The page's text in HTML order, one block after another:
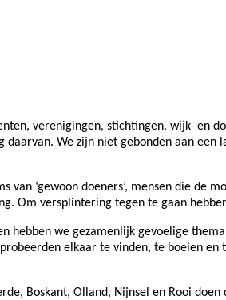
verenigingen, stichtingen, wijk- en
We zijn niet gebonden aan
‘gewoon doeners’, mensen die de
Om versplintering tegen te gaan
we gezamenlijk gevoelige
elkaar te vinden, te boeien
Boskant, Olland, Nijnsel en Rooi